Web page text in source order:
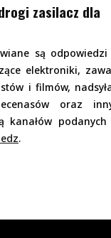
zasilacz dla
są odpowiedzi
elektroniki,
i filmów,
oraz
kanałów podanych
.